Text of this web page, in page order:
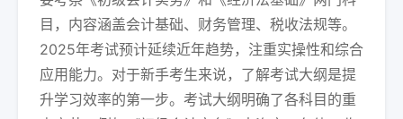
目，内容涵盖会计基础、财务管理、税收法规等。
2025年考试预计延续近年趋势，注重实操性和综合
应用能力。对于新手考生来说，了解考试大纲是提
升学习效率的第一步。考试大纲明确了各科目的重